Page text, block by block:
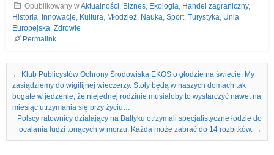
Opublikowany wAktualności, Biznes, Ekologia, Handel zagraniczny,
Historia, Innowacje, Kultura, Młodzież, Nauka, Sport, Turystyka, Unia
Europejska, Zdrowie
Permalink
Nawigacja we wpisach
← Klub Publicystów Ochrony Środowiska EKOS o głodzie na świecie. My
zasiądziemy do wigilijnej wieczerzy. Stoły będą w naszych domach tak
bogate w jedzenie, że niejednej rodzinie musiałoby to wystarczyć nawet na
miesiąc utrzymania się przy życiu…
Polscy ratownicy działający na Bałtyku otrzymali specjalistyczne łodzie do
ocalania ludzi tonących w morzu. Każda może zabrać do 14 rozbitków. →